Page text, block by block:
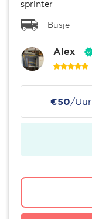
sprinter
Busje
Alex
€50/Uur